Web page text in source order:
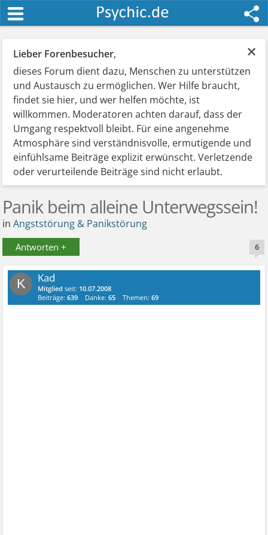
×
Lieber Forenbesucher,
dieses Forum dient dazu, Menschen zu unterstützen
und Austausch zu ermöglichen. Wer Hilfe braucht,
findet sie hier, und wer helfen möchte, ist
willkommen. Moderatoren achten darauf, dass der
Umgang respektvoll bleibt. Für eine angenehme
Atmosphäre sind verständnisvolle, ermutigende und
einfühlsame Beiträge explizit erwünscht. Verletzende
oder verurteilende Beiträge sind nicht erlaubt.
Panik beim alleine Unterwegssein!
inAngststörung & Panikstörung
Antworten + 6
K Kad
Mitglied seit: 10.07.2008
Beiträge:639 Danke:65 Themen:69